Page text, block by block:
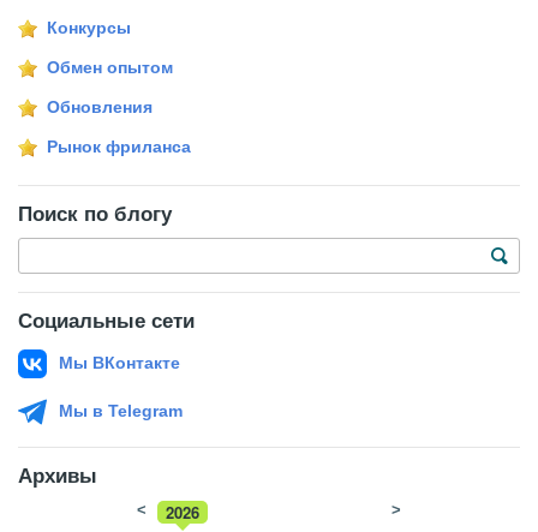
Конкурсы
Обмен опытом
Обновления
Рынок фриланса
Поиск по блогу
Социальные сети
Мы ВКонтакте
Мы в Telegram
Архивы
2026
2025
< >